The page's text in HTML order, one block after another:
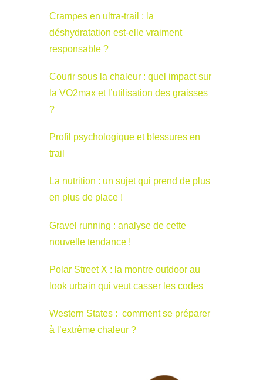
Crampes en ultra-trail : la
déshydratation est-elle vraiment
responsable ?
Courir sous la chaleur : quel impact sur
la VO2max et l’utilisation des graisses
?
Profil psychologique et blessures en
trail
La nutrition : un sujet qui prend de plus
en plus de place !
Gravel running : analyse de cette
nouvelle tendance !
Polar Street X : la montre outdoor au
look urbain qui veut casser les codes
Western States : comment se préparer
à l’extrême chaleur ?